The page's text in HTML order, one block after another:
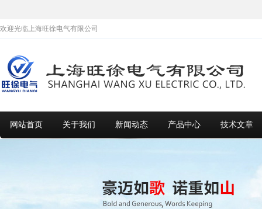
欢迎光临上海旺徐电气有限公司
网站首页 关于我们 新闻动态 产品中心 技术文章